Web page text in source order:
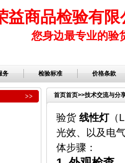
益商品检验有限
您身边最专业的验
务 检验标准 价格条款
首页首页>>技术交流与分
验货 线性灯（
光效、以及电
体步骤：